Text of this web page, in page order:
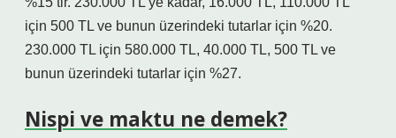
için 500 TL ve bunun üzerindeki tutarlar için %20.
230.000 TL için 580.000 TL, 40.000 TL, 500 TL ve
bunun üzerindeki tutarlar için %27.
Nispi ve maktu ne demek?